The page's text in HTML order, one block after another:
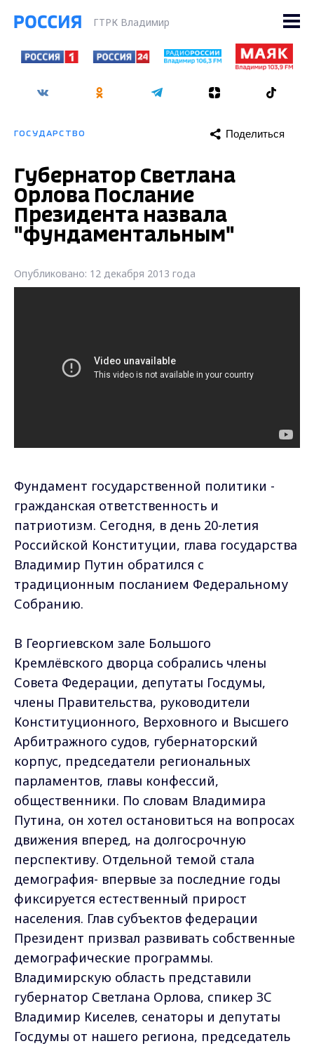
ГТРК Владимир
ГОСУДАРСТВО Поделиться
Губернатор Светлана
Орлова Послание
Президента назвала
"фундаментальным"
Опубликовано: 12 декабря 2013 года
Фундамент государственной политики -
гражданская ответственность и
патриотизм. Сегодня, в день 20-летия
Российской Конституции, глава государства
Владимир Путин обратился с
традиционным посланием Федеральному
Собранию.
В Георгиевском зале Большого
Кремлёвского дворца собрались члены
Совета Федерации, депутаты Госдумы,
члены Правительства, руководители
Конституционного, Верховного и Высшего
Арбитражного судов, губернаторский
корпус, председатели региональных
парламентов, главы конфессий,
общественники. По словам Владимира
Путина, он хотел остановиться на вопросах
движения вперед, на долгосрочную
перспективу. Отдельной темой стала
демография- впервые за последние годы
фиксируется естественный прирост
населения. Глав субъектов федерации
Президент призвал развивать собственные
демографические программы.
Владимирскую область представили
губернатор Светлана Орлова, спикер ЗС
Владимир Киселев, сенаторы и депутаты
Госдумы от нашего региона, председатель